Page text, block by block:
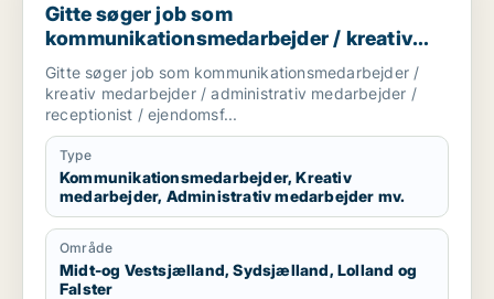
Gitte søger job som
kommunikationsmedarbejder / kreativ
medarbejder / administrativ medarbejder
/ receptionist / ejendomsfunktionær
Gitte søger job som kommunikationsmedarbejder /
kreativ medarbejder / administrativ medarbejder /
receptionist / ejendomsf...
Type
Kommunikationsmedarbejder, Kreativ
medarbejder, Administrativ medarbejder mv.
Område
Midt-og Vestsjælland, Sydsjælland, Lolland og
Falster